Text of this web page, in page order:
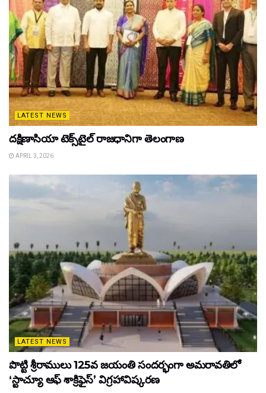
LATEST NEWS
దక్షిణాసియా టెక్స్‌టైల్ రాజధానిగా తెలంగాణ
APRIL 3, 2026
LATEST NEWS
పొట్టి శ్రీరాములు 125వ జయంతి సందర్భంగా అమరావతిలో
‘స్టాచ్యూ ఆఫ్ శాక్రిఫైస్’ విగ్రహావిష్కరణ